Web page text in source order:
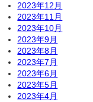
2023年12月
2023年11月
2023年10月
2023年9月
2023年8月
2023年7月
2023年6月
2023年5月
2023年4月